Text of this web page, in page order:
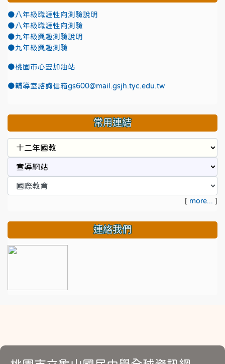
●八年級職涯性向測驗說明
●八年級職涯性向測驗
●九年級興趣測驗說明
●九年級興趣測驗
●桃園市心靈加油站
●輔導室諮詢信箱gs600@mail.gsjh.tyc.edu.tw
常用連結
[ more... ]
連絡我們